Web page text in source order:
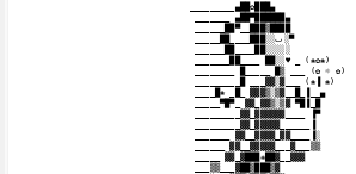
_________▄██✿███▄
_______ ▄██▀██████▄
______██▀__███▒████
_____██____███░░ٮ░▀
______██____██░░░░░
_______██____ ██░░♥ _ (❀✿❀)
________ █_____ █▒ ___ (✿ ☼ ✿)
_________█ ___▓▓░▓___ (❀▐ ❀)
____█❀ _█_ ▓▓▓▒░▒▓__█_▐__▄
_____▀█▀_ ▓▓_▓▓▒░▒▓ ▀█▐_█
_________▓▓_▓▓▓▓▓▓____ ▐▀
_________▓▓_▓▓▓▓▓______▐
_______ ▓▓__▓▓▓▓_▓▓____▐░
______ ▓▓__▓▓▓▓▓___▓___▒▒
_____ ▓▓_▓███❋██▓__▓▓▓
___▒▒___▓██▒███▒▓